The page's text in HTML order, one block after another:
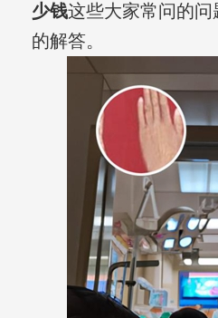
少钱这些大家常问的
的解答。